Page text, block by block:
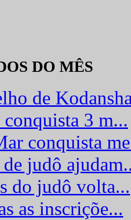
DO MÊS
de
3 m...
conquista
judô
do judô volta...
as inscriçõe...